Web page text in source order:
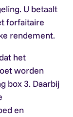
U betaalt
forfaitaire
rendement.
het
worden
box 3. Daarbij
en